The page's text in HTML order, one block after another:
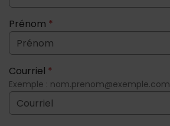
Prénom *
Courriel *
Exemple : nom.prenom@exemple.com